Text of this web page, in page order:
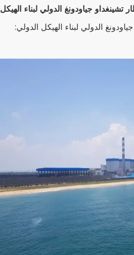
تشينغداو جياودونغ الدولي لبناء الهيكل
الدولي لبناء الهيكل الدولي: